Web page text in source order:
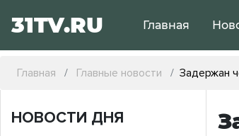
31TV.RU Главная
Главная Главные новости Задержан
НОВОСТИ ДНЯ